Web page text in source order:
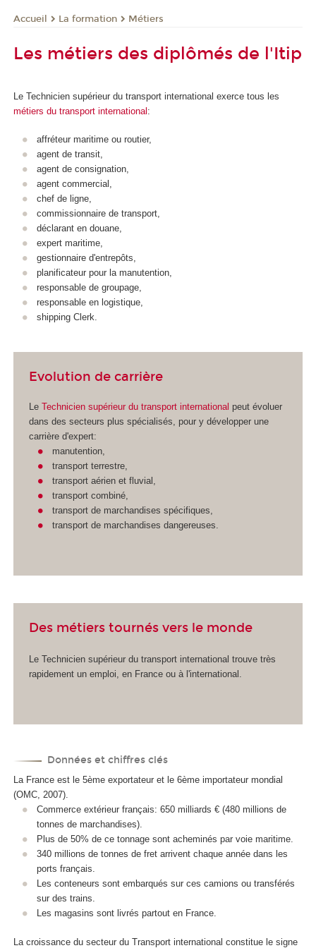
Accueil La formation Métiers
Les métiers des diplômés de l'Itip
Le Technicien supérieur du transport international exerce tous les
métiers du transport international:
affréteur maritime ou routier,
agent de transit,
agent de consignation,
agent commercial,
chef de ligne,
commissionnaire de transport,
déclarant en douane,
expert maritime,
gestionnaire d'entrepôts,
planificateur pour la manutention,
responsable de groupage,
responsable en logistique,
shipping Clerk.
Evolution de carrière
LeTechnicien supérieur du transport international peut évoluer
dans des secteurs plus spécialisés, pour y développer une
carrière d'expert:
manutention,
transport terrestre,
transport aérien et fluvial,
transport combiné,
transport de marchandises spécifiques,
transport de marchandises dangereuses.
Des métiers tournés vers le monde
Le Technicien supérieur du transport international trouve très
rapidement un emploi, en France ou à l'international.
Données et chiffres clés
La France est le 5ème exportateur et le 6ème importateur mondial
(OMC, 2007).
Commerce extérieur français: 650 milliards € (480 millions de
tonnes de marchandises).
Plus de 50% de ce tonnage sont acheminés par voie maritime.
340 millions de tonnes de fret arrivent chaque année dans les
ports français.
Les conteneurs sont embarqués sur ces camions ou transférés
sur des trains.
Les magasins sont livrés partout en France.
La croissance du secteur du Transport international constitue le signe